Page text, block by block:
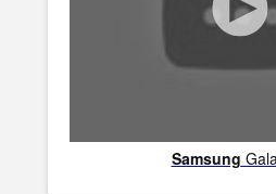
Samsung